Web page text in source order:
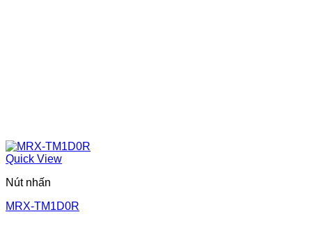
Quick View
Nút nhấn
MRX-TM1D0R